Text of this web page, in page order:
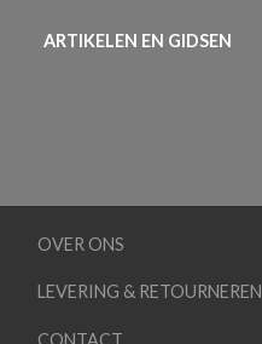
ARTIKELEN EN GIDSEN
OVER ONS
LEVERING & RETOURNEREN
CONTACT